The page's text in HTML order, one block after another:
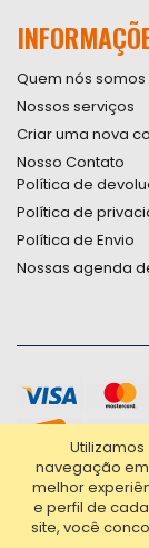
Utilizamos
navegação
melhor
e perfil de
site, você
Quem nós somos
Nossos serviços
Criar uma nova
Nosso Contato
Política de
Política de
Política de Envio
Nossas agenda